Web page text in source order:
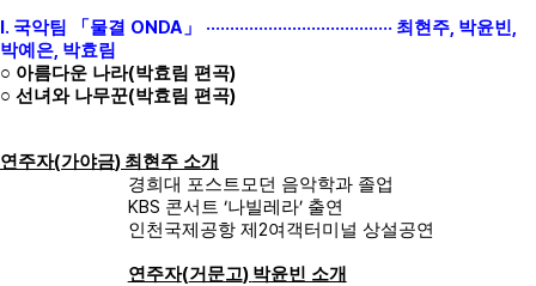
I. 국악팀 「 물결 ONDA 」 ······································· 최현주, 박윤빈,
박예은, 박효림
○ 아름다운 나라(박효림 편곡)
○ 선녀와 나무꾼(박효림 편곡)
연주자(가야금) 최현주 소개
경희대 포스트모던 음악학과 졸업
KBS 콘서트 ‘나빌레라’ 출연
인천국제공항 제 2여객터미널 상설공연
연주자(거문고) 박윤빈 소개